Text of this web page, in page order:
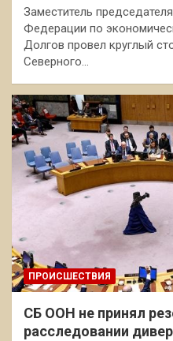
Заместитель
Федерации по
Долгов провел круглый
Северного…
ПРОИСШЕСТВИЯ
СБ ООН не принял
расследовании